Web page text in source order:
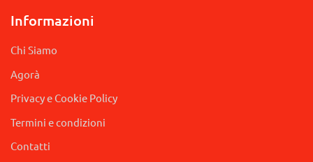
Informazioni
Chi Siamo
Agorà
Privacy e Cookie Policy
Termini e condizioni
Contatti